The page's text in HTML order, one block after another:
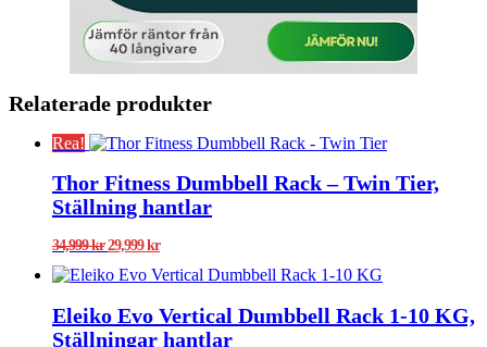
Relaterade produkter
Rea!
Thor Fitness Dumbbell Rack – Twin Tier,
Ställning hantlar
34,999kr Det
priset
34,999 kr.
29,999krDet
priset
29,999 kr.
Eleiko Evo Vertical Dumbbell Rack 1-10 KG,
Ställningar hantlar